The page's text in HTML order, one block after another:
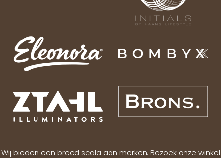
Wij bieden een breed scala aan merken. Bezoek onze winkel